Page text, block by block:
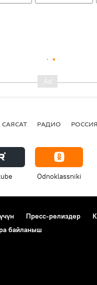
САЯСАТ РАДИО РОССИЯ
Odnoklassniki
Пресс-релиздер
байланыш